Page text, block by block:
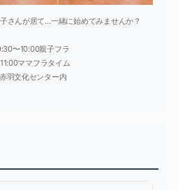
さんが居て…一緒に始めてみませんか？
〜10:00親子フラ
ママフラタイム
羽文化センター内